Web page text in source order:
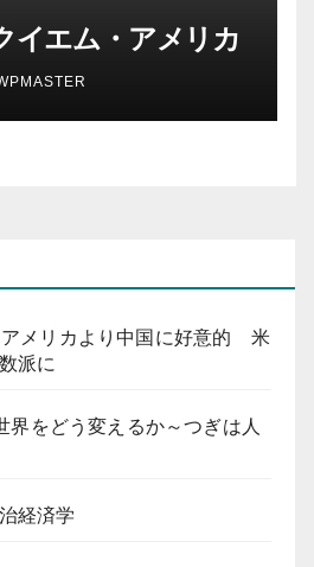
イエム・アメリカ
メリカより中国に好意的 米
派に
界をどう変えるか～つぎは人
経済学